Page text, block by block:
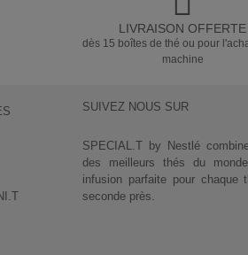
LIVRAISON OFFERTE
dès 15 boîtes de thé ou pour
machine
SUIVEZ NOUS SUR
SPECIAL.T by Nestlé
des meilleurs thés du
infusion parfaite pour
seconde près.